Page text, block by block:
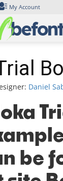
My Account
Daniel
be